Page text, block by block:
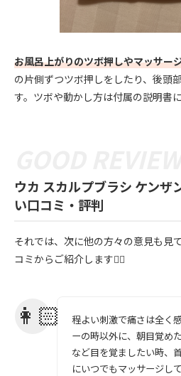
お風呂上がりのツボ押しやマッサー
の片側ずつツボ押しをしたり、後頭
す。ツボや動かし方は付属の説明書
ウカ スカルプブラシ ケンザ
い口コミ・評判
それでは、次に他の方々の意見も見
コミからご紹介します💁‍♀️
程よい刺激で痛さは全く
ーの時以外に、朝目覚め
など目を覚ましたい時、
にいつでもマッサージして